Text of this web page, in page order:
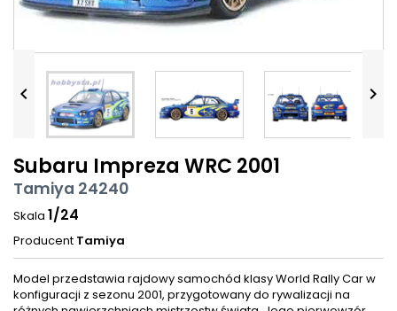
 
Subaru Impreza WRC 2001
Tamiya 24240
Skala 1/24
Producent Tamiya
Model przedstawia rajdowy samochód klasy World Rally Car w
konfiguracji z sezonu 2001, przygotowany do rywalizacji na